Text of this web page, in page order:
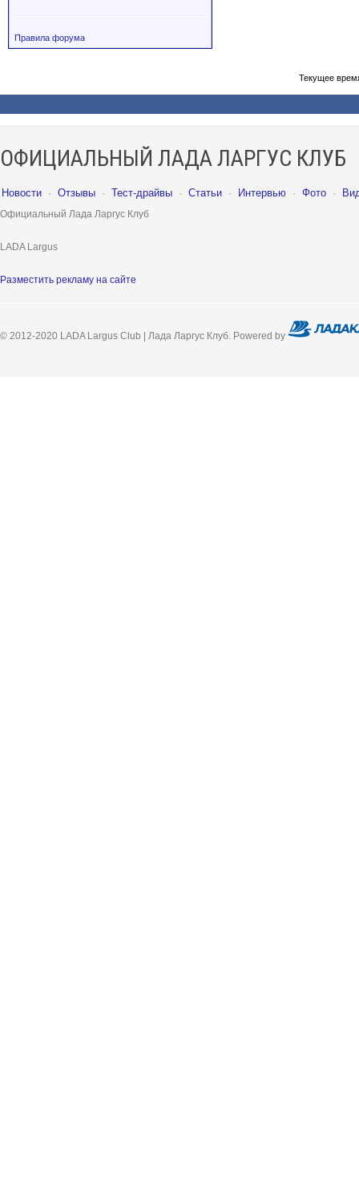
Правила форума
Текущее
ОФИЦИАЛЬНЫЙ ЛАДА ЛАРГУС КЛУБ
Новости · Отзывы · Тест-драйвы · Статьи · Интервью · Фото ·
Официальный Лада Ларгус Клуб
LADA Largus
Разместить рекламу на сайте
© 2012-2020 LADA Largus Club | Лада Ларгус Клуб. Powered by